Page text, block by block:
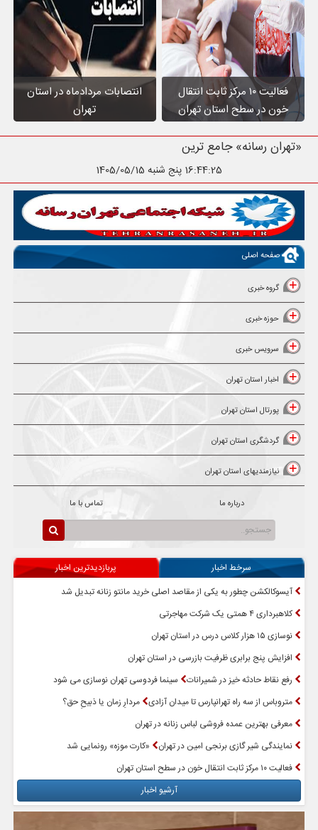
فعالیت ۱۰ مرکز ثابت انتقال
خون در سطح استان تهران
انتصابات مردادماه در استان
تهران
«تهران
16:44:26 پنج شنبه 1405/05/15
صفحه اصلی
گروه خبری
حوزه خبری
سرویس خبری
اخبار استان تهران
پورتال استان تهران
گردشگری استان تهران
نیازمندیهای استان تهران
درباره ما تماس با ما
سرخط اخبار
پربازدیدترین اخبار
آیسوکالکشن چطور به یکی از مقاصد اصلی خرید مانتو زنانه تبدیل شد
کلاهبرداری ۴ همتی یک شرکت مهاجرتی
نوسازی ۱۵ هزار کلاس درس در استان تهران
افزایش پنج برابری ظرفیت بازرسی در استان تهران
رفع نقاط حادثه خیز در شمیرانات
سینما فردوسی تهران نوسازی می شود
متروباس از سه راه تهرانپارس تا میدان آزادی مردارِ زمان یا ذبیحِ حق؟
معرفی بهترین عمده فروشی لباس زنانه در تهران
نمایندگی شیر گازی برنجی امین در تهران
«کارت موزه» رونمایی شد
فعالیت ۱۰ مرکز ثابت انتقال خون در سطح استان تهران
آرشیو اخبار